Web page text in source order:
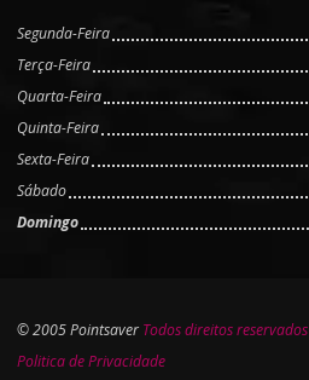
Segunda-Feira
Terça-Feira
Quarta-Feira
Quinta-Feira
Sexta-Feira
Sábado
Domingo
© 2005 Pointsaver Todos direitos reservados
Politica de Privacidade